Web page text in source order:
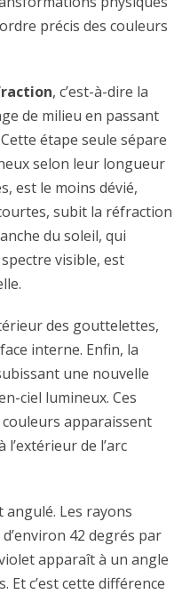
précis des couleurs
, c’est-à-dire la
de milieu en passant
étape seule sépare
selon leur longueur
est le moins dévié,
subit la réfraction
du soleil, qui
visible, est
des gouttelettes,
interne. Enfin, la
une nouvelle
ciel lumineux. Ces
apparaissent
de l’arc
angulé. Les rayons
42 degrés par
apparaît à un angle
Et c’est cette différence